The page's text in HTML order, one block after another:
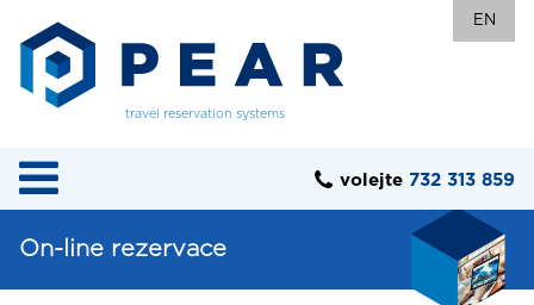
travel reservation systems
EN
volejte 732 313 859
On-line rezervace